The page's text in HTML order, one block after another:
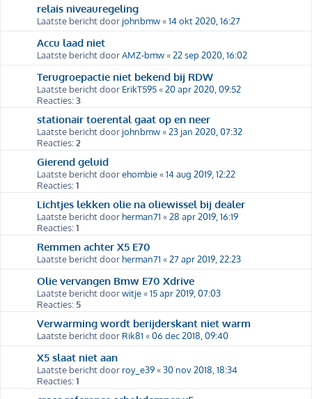
relais niveauregeling
Laatste bericht door johnbmw«14 okt 2020, 16:27
Accu laad niet
Laatste bericht doorAMZ-bmw«22 sep 2020, 16:02
Terugroepactie niet bekend bij RDW
Laatste bericht door ErikT595«20 apr 2020, 09:52
Reacties:3
stationair toerental gaat op en neer
Laatste bericht door johnbmw«23 jan 2020, 07:32
Reacties:2
Gierend geluid
Laatste bericht doorehombie«14 aug 2019, 12:22
Reacties:1
Lichtjes lekken olie na oliewissel bij dealer
Laatste bericht door herman71 «28 apr 2019, 16:19
Reacties:1
Remmen achter X5 E70
Laatste bericht door herman71 «27 apr 2019, 22:23
Olie vervangen Bmw E70 Xdrive
Laatste bericht doorwitje«15 apr 2019, 07:03
Reacties: 5
Verwarming wordt berijderskant niet warm
Laatste bericht door Rik81 «06 dec 2018, 09:40
X5 slaat niet aan
Laatste bericht door roy_e39«30 nov 2018, 18:34
Reacties:1